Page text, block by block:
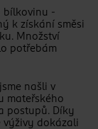
bílkovinu -
k získání směsi
Množství
potřebám
jsme našli v
mateřského
postupů. Díky
výživy dokázali